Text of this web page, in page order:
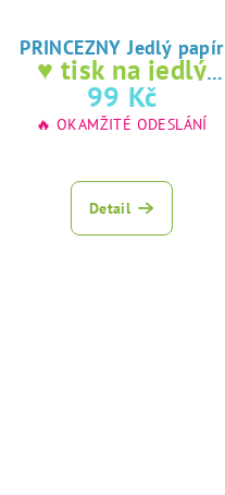
PRINCEZNY Jedlý papír
♥ tisk na jedlý
papír
99 Kč
🔥 OKAMŽITÉ ODESLÁNÍ
Detail